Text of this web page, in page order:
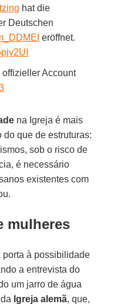
hat die
Deutschen
eröffnet.
Account
na Igreja é mais
que de estruturas:
sob o risco de
é necessário
existentes com
mulheres
porta à possibilidade
a entrevista do
um jarro de água
Igreja alemã, que,